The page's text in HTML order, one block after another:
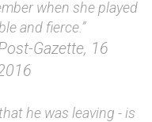
when she played
and fierce.”
Gazette, 16
that he was leaving - is